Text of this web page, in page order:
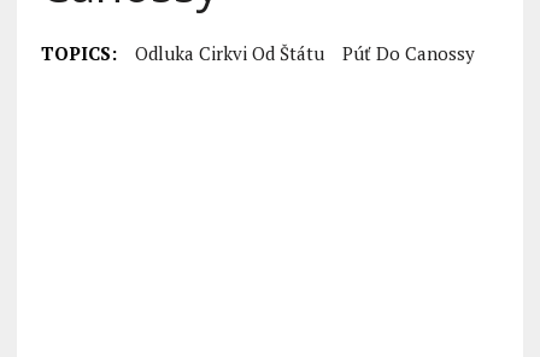
TOPICS: Odluka Cirkvi Od Štátu Púť Do Canossy